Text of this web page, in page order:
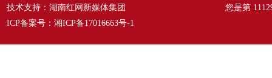
技术支持：湖南红网新媒体集团
ICP备案号： 湘ICP备17016663号-1
您是第